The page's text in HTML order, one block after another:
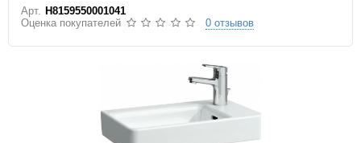
Арт. H8159550001041
Оценка покупателей
0 отзывов